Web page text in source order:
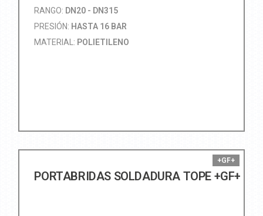
RANGO: DN20 - DN315
PRESIÓN: HASTA 16 BAR
MATERIAL: POLIETILENO
PORTABRIDAS SOLDADURA TOPE +GF+
+GF+